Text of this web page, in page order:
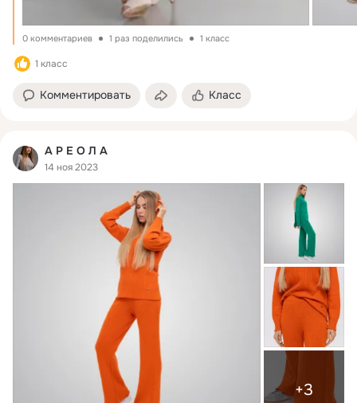
0 комментариев 1 раз поделились 1 класс
1 класс
Комментировать Класс
А Р Е О Л А
14 ноя 2023
+3